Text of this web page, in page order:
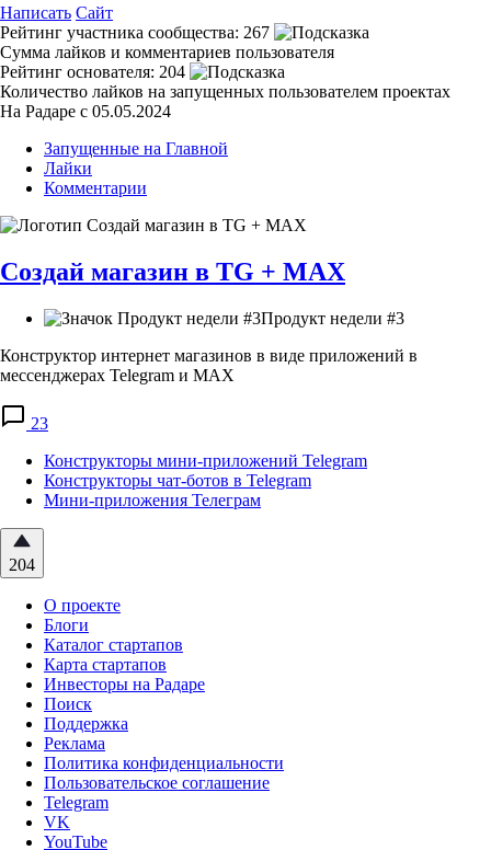
Написать Сайт
Рейтинг участника сообщества: 267
Сумма лайков и комментариев пользователя
Рейтинг основателя: 204
Количество лайков на запущенных пользователем проектах
На Радаре с 05.05.2024
Запущенные на Главной
Лайки
Комментарии
Создай магазин в TG + MAX
Продукт недели #3
Конструктор интернет магазинов в виде приложений в
мессенджерах Telegram и MAX
23
Конструкторы мини-приложений Telegram
Конструкторы чат-ботов в Telegram
Мини-приложения Телеграм
204
О проекте
Блоги
Каталог стартапов
Карта стартапов
Инвесторы на Радаре
Поиск
Поддержка
Реклама
Политика конфиденциальности
Пользовательское соглашение
Telegram
VK
YouTube